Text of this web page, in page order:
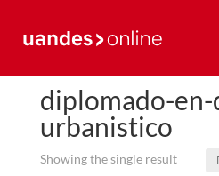
diplomado-
urbanistico
Showing the single result